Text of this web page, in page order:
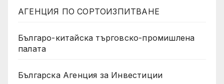
АГЕНЦИЯ ПО СОРТОИЗПИТВАНЕ
Българо-китайска търговско-промишлена
палата
Българска Агенция за Инвестиции